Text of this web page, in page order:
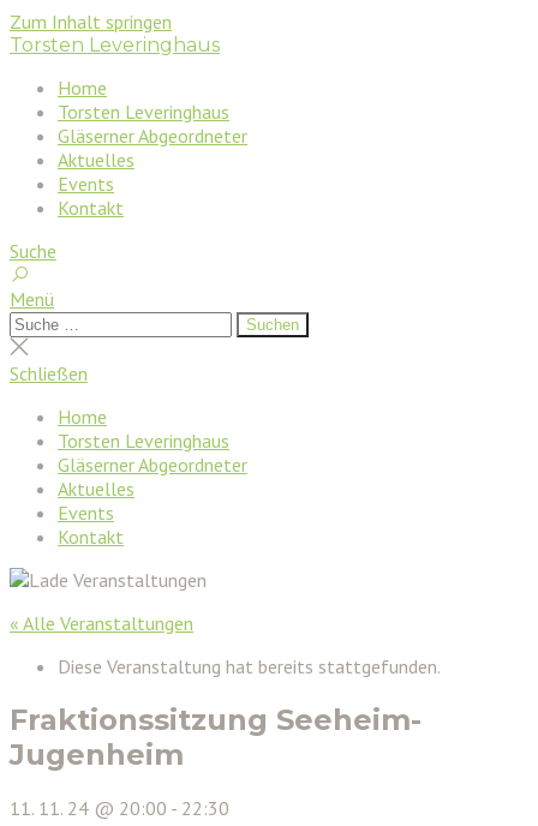
Zum Inhalt springen
Torsten Leveringhaus
Home
Torsten Leveringhaus
Gläserner Abgeordneter
Aktuelles
Events
Kontakt
Suche
Menü
Suchen
nach:
Suchen
Suche
schließen
Schließen
Home
Torsten Leveringhaus
Gläserner Abgeordneter
Aktuelles
Events
Kontakt
« Alle Veranstaltungen
Diese Veranstaltung hat bereits stattgefunden.
Fraktionssitzung Seeheim-
Jugenheim
11. 11. 24 @ 20:00 - 22:30